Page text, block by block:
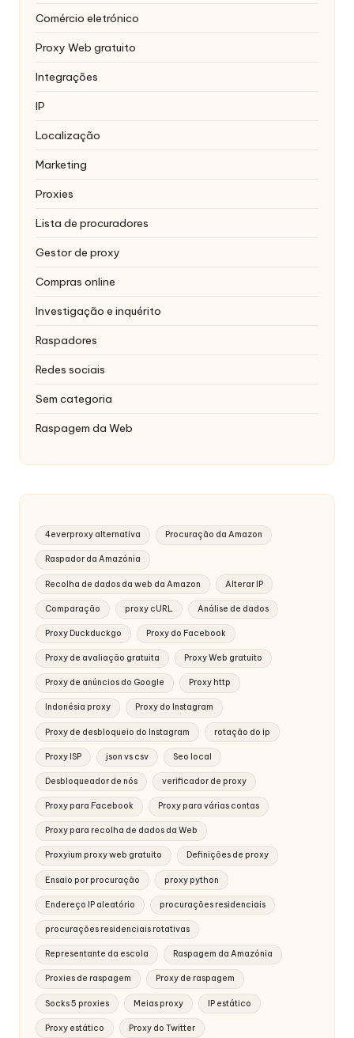
Comércio eletrónico
Proxy Web gratuito
Integrações
IP
Localização
Marketing
Proxies
Lista de procuradores
Gestor de proxy
Compras online
Investigação e inquérito
Raspadores
Redes sociais
Sem categoria
Raspagem da Web
4everproxy alternativa Procuração da Amazon
Raspador da Amazónia
Recolha de dados da web da Amazon Alterar IP
Comparação proxy cURL Análise de dados
Proxy Duckduckgo Proxy do Facebook
Proxy de avaliação gratuita Proxy Web gratuito
Proxy de anúncios do Google Proxy http
Indonésia proxy Proxy do Instagram
Proxy de desbloqueio do Instagram rotação do ip
Proxy ISP json vs csv Seo local
Desbloqueador de nós verificador de proxy
Proxy para Facebook Proxy para várias contas
Proxy para recolha de dados da Web
Proxyium proxy web gratuito Definições de proxy
Ensaio por procuração proxy python
Endereço IP aleatório procurações residenciais
procurações residenciais rotativas
Representante da escola Raspagem da Amazónia
Proxies de raspagem Proxy de raspagem
Socks 5 proxies Meias proxy IP estático
Proxy estático Proxy do Twitter